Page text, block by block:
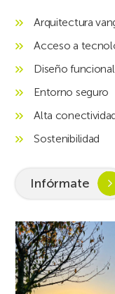
Arquitectura
Acceso a
Diseño funcional
Entorno seguro
Alta
Sostenibilidad
Infórmate